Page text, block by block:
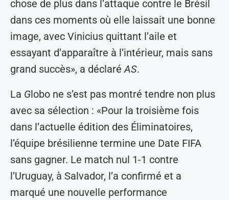
chose de plus dans l’attaque contre le Brésil
dans ces moments où elle laissait une bonne
image, avec Vinicius quittant l’aile et
essayant d’apparaître à l’intérieur, mais sans
grand succès», a déclaréAS.
La Globo ne s’est pas montré tendre non plus
avec sa sélection : «Pour la troisième fois
dans l’actuelle édition des Éliminatoires,
l’équipe brésilienne termine une Date FIFA
sans gagner. Le match nul 1-1 contre
l’Uruguay, à Salvador, l’a confirmé et a
marqué une nouvelle performance